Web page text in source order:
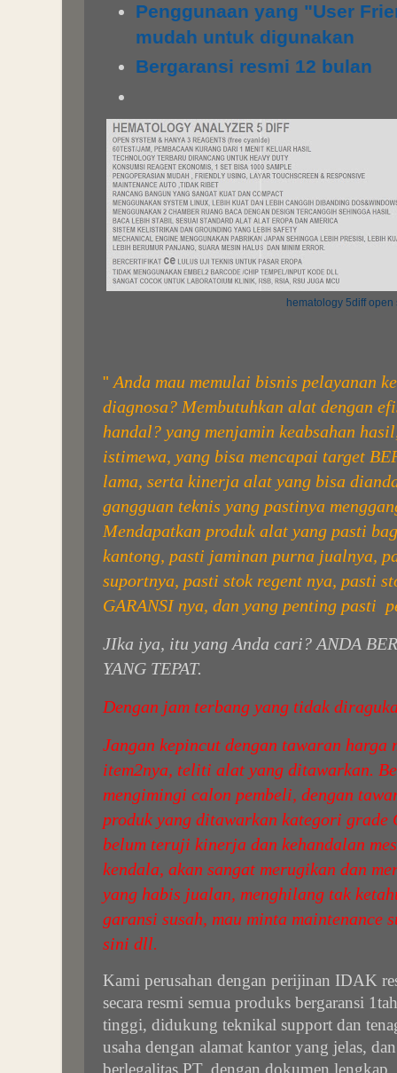
Penggunaan yang "User
mudah untuk digunakan
Bergaransi resmi 12 bulan
hematology 5diff
" Anda mau memulai bisnis pelayanan
diagnosa? Membutuhkan alat dengan
handal? yang menjamin keabsahan
istimewa, yang bisa mencapai target
lama, serta kinerja alat yang bisa
gangguan teknis yang pastinya
Mendapatkan produk alat yang pasti
kantong, pasti jaminan purna jualnya,
suportnya, pasti stok regent nya, pasti
GARANSI nya, dan yang penting pasti
JIka iya, itu yang Anda cari? ANDA
YANG TEPAT.
Dengan jam terbang yang tidak
Jangan kepincut dengan tawaran
item2nya, teliti alat yang ditawarkan.
mengimingi calon pembeli, dengan
produk yang ditawarkan kategori grade
belum teruji kinerja dan kehandalan
kendala, akan sangat merugikan dan
yang habis jualan, menghilang tak
garansi susah, mau minta maintenance
sini dll.
Kami perusahan dengan perijinan IDAK
secara resmi semua produks bergaransi
tinggi, didukung teknikal support dan
usaha dengan alamat kantor yang jelas,
berlegalitas PT. dengan dokumen